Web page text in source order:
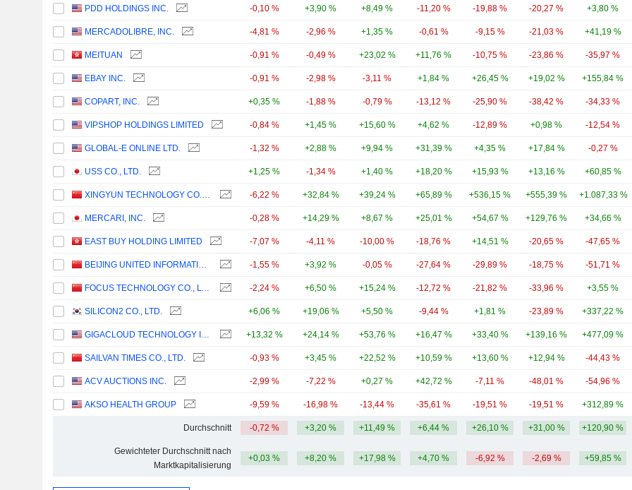
PDD HOLDINGS INC. -0,10 % +3,90 % +8,49 % -11,20 % -19,88 % -20,27 % +3,80 %
MERCADOLIBRE, INC. -4,81 % -2,96 % +1,35 % -0,61 % -9,15 % -21,03 % +41,19 %
MEITUAN -0,91 % -0,49 % +23,02 % +11,76 % -10,75 % -23,86 % -35,97 %
EBAY INC. -0,91 % -2,98 % -3,11 % +1,84 % +26,45 % +19,02 % +155,84 %
COPART, INC. +0,35 % -1,88 % -0,79 % -13,12 % -25,90 % -38,42 % -34,33 %
VIPSHOP HOLDINGS LIMITED -0,84 % +1,45 % +15,60 % +4,62 % -12,89 % +0,98 % -12,54 %
GLOBAL-E ONLINE LTD. -1,32 % +2,88 % +9,94 % +31,39 % +4,35 % +17,84 % -0,27 %
USS CO., LTD. +1,25 % -1,34 % +1,40 % +18,20 % +15,93 % +13,16 % +60,85 %
XINGYUN TECHNOLOGY CO., LTD. -6,22 % +32,84 % +39,24 % +65,89 % +536,15 % +555,39 % +1.087,33 %
MERCARI, INC. -0,28 % +14,29 % +8,67 % +25,01 % +54,67 % +129,76 % +34,66 %
EAST BUY HOLDING LIMITED -7,07 % -4,11 % -10,00 % -18,76 % +14,51 % -20,65 % -47,65 %
BEIJING UNITED INFORMATION TECHNOLOGY CO.,LTD. -1,55 % +3,92 % -0,05 % -27,64 % -29,89 % -18,75 % -51,71 %
FOCUS TECHNOLOGY CO., LTD. -2,24 % +6,50 % +15,24 % -12,72 % -21,82 % -33,96 % +3,55 %
SILICON2 CO., LTD. +6,06 % +19,06 % +5,50 % -9,44 % +1,81 % -23,89 % +337,22 %
GIGACLOUD TECHNOLOGY INC. +13,32 % +24,14 % +53,76 % +16,47 % +33,40 % +139,16 % +477,09 %
SAILVAN TIMES CO., LTD. -0,93 % +3,45 % +22,52 % +10,59 % +13,60 % +12,94 % -44,43 %
ACV AUCTIONS INC. -2,99 % -7,22 % +0,27 % +42,72 % -7,11 % -48,01 % -54,96 %
AKSO HEALTH GROUP -9,59 % -16,98 % -13,44 % -35,61 % -19,51 % -19,51 % +312,89 %
Durchschnitt -0,72 % +3,20 % +11,49 % +6,44 % +26,10 % +31,00 % +120,90 %
Gewichteter Durchschnitt nach
Marktkapitalisierung
+0,03 % +8,20 % +17,98 % +4,70 % -6,92 % -2,69 % +59,85 %